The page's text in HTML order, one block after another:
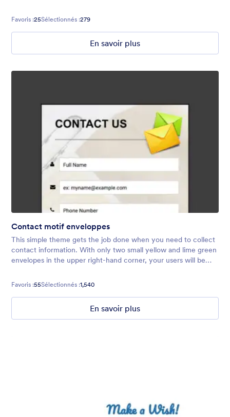
Favoris :25Sélectionnés :279
En savoir plus
Contact motif enveloppes
This simple theme gets the job done when you need to collect
contact information. With only two small yellow and lime green
envelopes in the upper right-hand corner, your users will be
details!
Favoris :55Sélectionnés :1,540
En savoir plus